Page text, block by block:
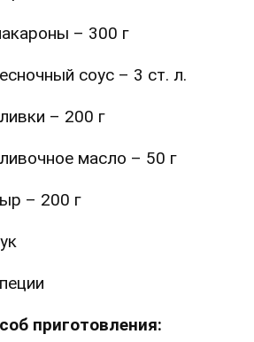
– 300 г
соус – 3 ст. л.
– 200 г
масло – 50 г
– 200 г
приготовления: